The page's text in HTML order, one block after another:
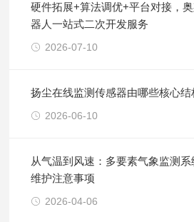
硬件拓展+算法调优+平台对接，
器人一站式二次开发服务
2026-07-10
扬尘在线监测传感器由哪些核心结
2026-06-10
从气温到风速：多要素气象监测
维护注意事项
2026-04-06